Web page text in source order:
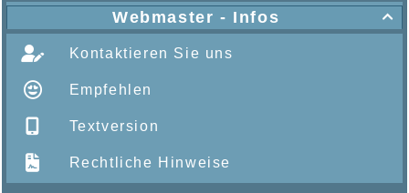

Webmaster - Infos
Kontaktieren Sie uns
Empfehlen
Textversion
Rechtliche Hinweise